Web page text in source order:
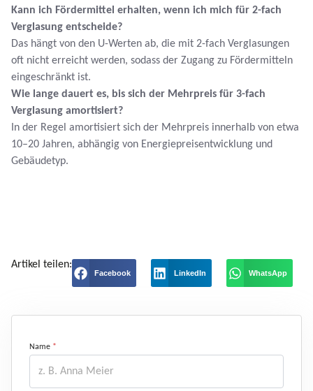
Kann ich Fördermittel erhalten, wenn ich mich für 2-fach
Verglasung entscheide?
Das hängt von den U-Werten ab, die mit 2-fach Verglasungen
oft nicht erreicht werden, sodass der Zugang zu Fördermitteln
eingeschränkt ist.
Wie lange dauert es, bis sich der Mehrpreis für 3-fach
Verglasung amortisiert?
In der Regel amortisiert sich der Mehrpreis innerhalb von etwa
10–20 Jahren, abhängig von Energiepreisentwicklung und
Gebäudetyp.
Artikel teilen:
Facebook LinkedIn WhatsApp
Name *